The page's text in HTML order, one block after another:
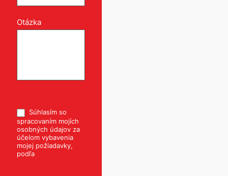
Otázka
Súhlasím so
spracovaním mojích
osobných údajov za
účelom vybavenia
mojej požiadavky,
podľa